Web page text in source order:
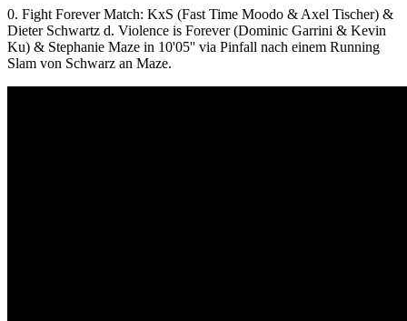
0. Fight Forever Match: KxS (Fast Time Moodo & Axel Tischer) &
Dieter Schwartz d. Violence is Forever (Dominic Garrini & Kevin
Ku) & Stephanie Maze in 10'05'' via Pinfall nach einem Running
Slam von Schwarz an Maze.